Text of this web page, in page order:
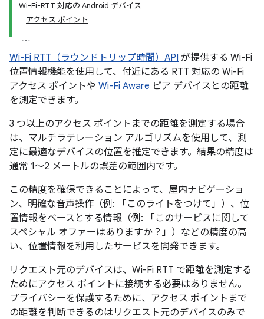
Wi-Fi-RTT 対応の Android デバイス
アクセス ポイント
Wi-Fi RTT（ラウンドトリップ時間）API が提供する Wi-Fi
位置情報機能を使用して、付近にある RTT 対応の Wi-Fi
アクセス ポイントや Wi-Fi Aware ピア デバイスとの距離
を測定できます。
3 つ以上のアクセス ポイントまでの距離を測定する場合
は、マルチラテレーション アルゴリズムを使用して、測
定に最適なデバイスの位置を推定できます。結果の精度は
通常 1～2 メートルの誤差の範囲内です。
この精度を確保できることによって、屋内ナビゲーショ
ン、明確な音声操作（例: 「このライトをつけて」）、位
置情報をベースとする情報（例: 「このサービスに関して
スペシャル オファーはありますか？」）などの精度の高
い、位置情報を利用したサービスを開発できます。
リクエスト元のデバイスは、Wi-Fi RTT で距離を測定する
ためにアクセス ポイントに接続する必要はありません。
プライバシーを保護するために、アクセス ポイントまで
の距離を判断できるのはリクエスト元のデバイスのみで